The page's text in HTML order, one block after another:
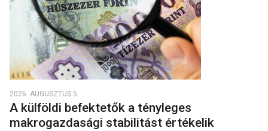
2026. AUGUSZTUS 5.
A külföldi befektetők a tényleges
makrogazdasági stabilitást értékelik